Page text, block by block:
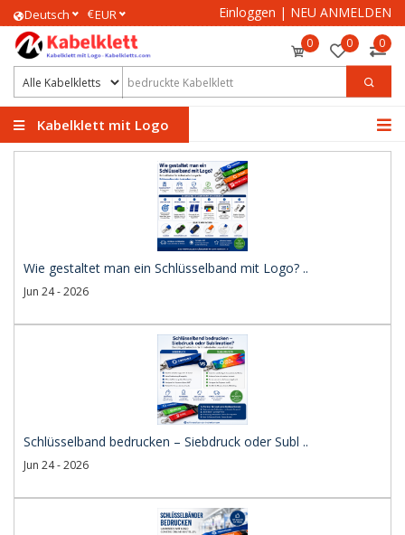
Deutsch €EUR Einloggen | NEU ANMELDEN
0 0 0
Kabelklett mit Logo
Wie gestaltet man ein Schlüsselband mit Logo? ..
Jun 24 - 2026
Schlüsselband bedrucken – Siebdruck oder Subl ..
Jun 24 - 2026